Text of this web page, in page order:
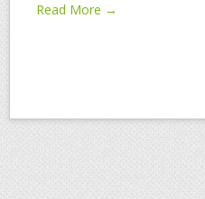
Read More →